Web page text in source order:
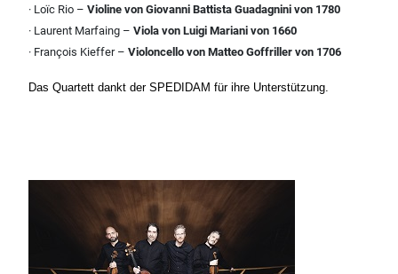
· Loïc Rio – Violine von Giovanni Battista Guadagnini von 1780
· Laurent Marfaing – Viola von Luigi Mariani von 1660
· François Kieffer – Violoncello von Matteo Goffriller von 1706
Das Quartett dankt der SPEDIDAM für ihre Unterstützung.